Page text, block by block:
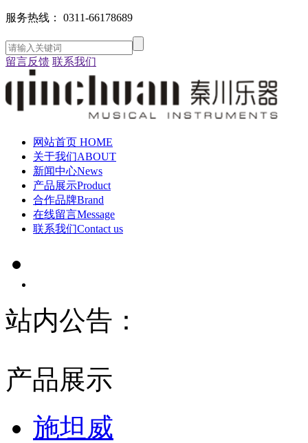
服务热线： 0311-66178689
留言反馈 联系我们
网站首页 HOME
关于我们ABOUT
新闻中心News
产品展示Product
合作品牌Brand
在线留言Message
联系我们Contact us
站内公告：
产品展示
施坦威